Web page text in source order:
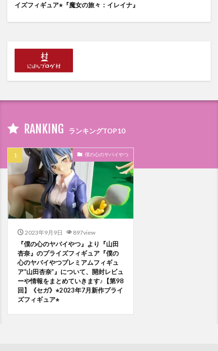
イズフィギュア⭐︎『魔女の旅々：イレイナ』
RANKING ランキングTOP10
僕の心のヤバイやつ
2023年9月9日 897view
『僕の心のヤバイやつ』より『山田
杏奈』のプライズフィギュア『僕の
心のヤバイやつプレミアムフィギュ
ア“山田杏奈”』について、開封レビュ
ーや情報をまとめていきます♪【第98
回】《セガ》⭐︎2023年7月新作プライ
ズフィギュア⭐︎